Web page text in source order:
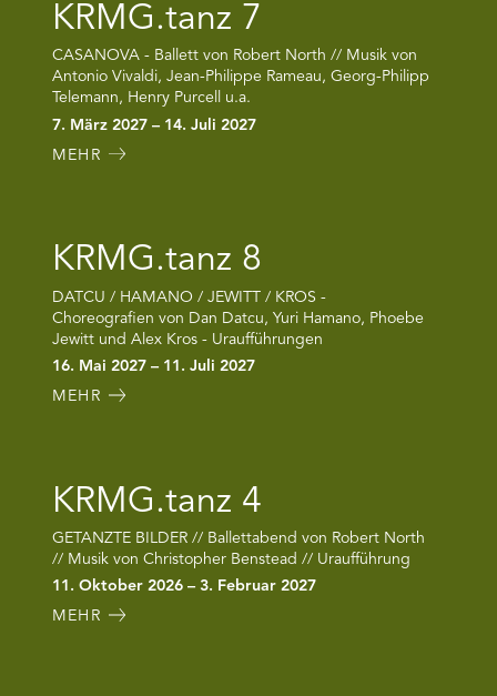
KRMG.tanz 7
CASANOVA - Ballett von Robert North // Musik von
Antonio Vivaldi, Jean-Philippe Rameau, Georg-Philipp
Telemann, Henry Purcell u.a.
7. März 2027 – 14. Juli 2027
MEHR
KRMG.tanz 8
DATCU / HAMANO / JEWITT / KROS -
Choreografien von Dan Datcu, Yuri Hamano, Phoebe
Jewitt und Alex Kros - Uraufführungen
16. Mai 2027 – 11. Juli 2027
MEHR
KRMG.tanz 4
GETANZTE BILDER // Ballettabend von Robert North
// Musik von Christopher Benstead // Uraufführung
11. Oktober 2026 – 3. Februar 2027
MEHR